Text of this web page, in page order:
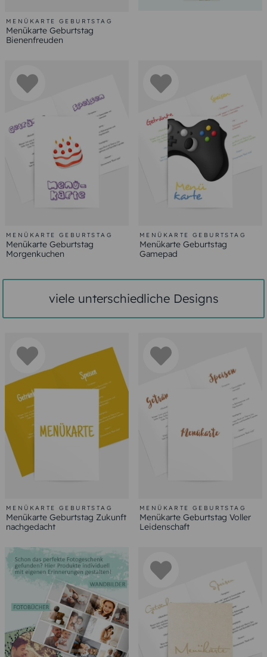
MENÜKARTE GEBURTSTAG
Menükarte Geburtstag
Bienenfreuden
MENÜKARTE GEBURTSTAG
Menükarte Geburtstag
Morgenkuchen
MENÜKARTE GEBURTSTAG
Menükarte Geburtstag
Gamepad
viele unterschiedliche Designs
MENÜKARTE GEBURTSTAG
Menükarte Geburtstag Zukunft
nachgedacht
MENÜKARTE GEBURTSTAG
Menükarte Geburtstag Voller
Leidenschaft